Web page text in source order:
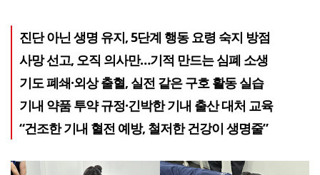
진단 아닌 생명 유지, 5단계 행동 요령 숙지 방점
사망 선고, 오직 의사만…기적 만드는 심폐 소생
기도 폐쇄·외상 출혈, 실전 같은 구호 활동 실습
기내 약품 투약 규정·긴박한 기내 출산 대처 교육
“건조한 기내 혈전 예방, 철저한 건강이 생명줄”